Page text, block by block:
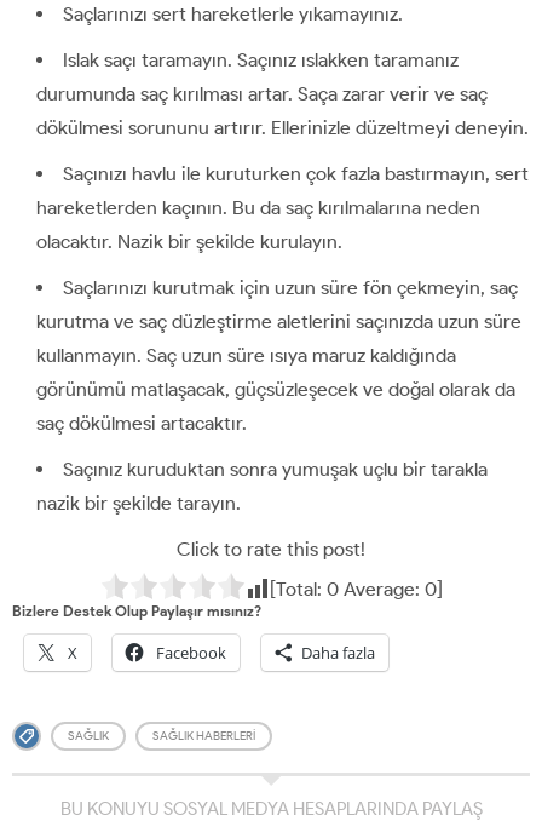
Saçlarınızı sert hareketlerle yıkamayınız.
Islak saçı taramayın. Saçınız ıslakken taramanız
durumunda saç kırılması artar. Saça zarar verir ve saç
dökülmesi sorununu artırır. Ellerinizle düzeltmeyi deneyin.
Saçınızı havlu ile kuruturken çok fazla bastırmayın, sert
hareketlerden kaçının. Bu da saç kırılmalarına neden
olacaktır. Nazik bir şekilde kurulayın.
Saçlarınızı kurutmak için uzun süre fön çekmeyin, saç
kurutma ve saç düzleştirme aletlerini saçınızda uzun süre
kullanmayın. Saç uzun süre ısıya maruz kaldığında
görünümü matlaşacak, güçsüzleşecek ve doğal olarak da
saç dökülmesi artacaktır.
Saçınız kuruduktan sonra yumuşak uçlu bir tarakla
nazik bir şekilde tarayın.
Click to rate this post!
[Total: 0Average: 0]
Bizlere Destek Olup Paylaşır mısınız?
X Facebook Daha fazla
SAĞLIK SAĞLIK HABERLERI
BU KONUYU SOSYAL MEDYA HESAPLARINDA PAYLAŞ